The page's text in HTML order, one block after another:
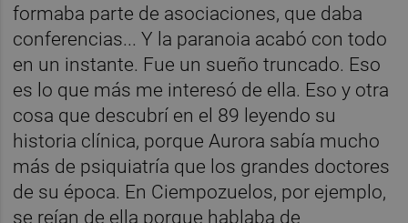
formaba parte de asociaciones, que daba
conferencias... Y la paranoia acabó con todo
en un instante. Fue un sueño truncado. Eso
es lo que más me interesó de ella. Eso y otra
cosa que descubrí en el 89 leyendo su
historia clínica, porque Aurora sabía mucho
más de psiquiatría que los grandes doctores
de su época. En Ciempozuelos, por ejemplo,
se reían de ella porque hablaba de